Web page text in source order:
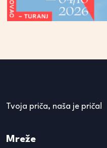
Tvoja priča, naša je priča!
Mreže